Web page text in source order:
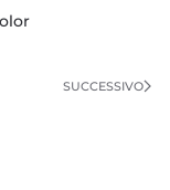
SUCCESSIVO